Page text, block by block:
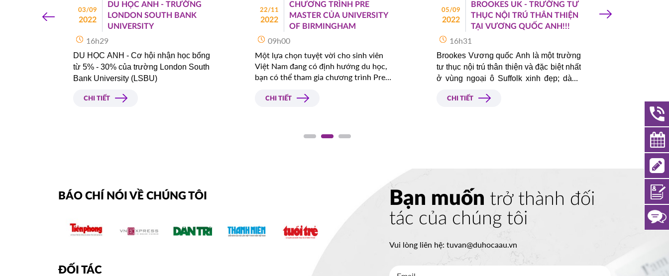
04/03/2026
15h00
Mỹ
WRIGHT STATE UNIVERISTY
ĐĂNG KÝ
07/10/2025
14h30
Canada
TỔ CHỨC ICEAP
ĐĂNG KÝ
01/10/2025
TACOMA COMMUNITY COLLEGE
03/09
2022
DU HỌC ANH - TRƯỜNG
LONDON SOUTH BANK
UNIVERSITY
16h29
DU HỌC ANH - Cơ hội nhận học bổng
từ 5% - 30% của trường London South
Bank University (LSBU)
CHI TIẾT
22/11
2022
CHƯƠNG TRÌNH PRE
MASTER CỦA UNIVERSITY
OF BIRMINGHAM
09h00
Một lựa chọn tuyệt vời cho sinh viên
Việt Nam đang có định hướng du học,
bạn có thể tham gia chương trình Pre
CHI TIẾT
05/09
2022
BROOKES UK - TRƯỜNG TƯ
THỤC NỘI TRÚ THÂN THIỆN
TẠI VƯƠNG QUỐC ANH!!!
16h31
Brookes Vương quốc Anh là một trường
tư thục nội trú thân thiện và đặc biệt nhất
ở vùng ngoại ô Suffolk xinh đẹp; dành
CHI TIẾT
‹
›
BÁO CHÍ NÓI VỀ CHÚNG TÔI
ĐỐI TÁC
Bạn muốn trở thành đối
tác của chúng tôi
Vui lòng liên hệ: tuvan@duhocaau.vn